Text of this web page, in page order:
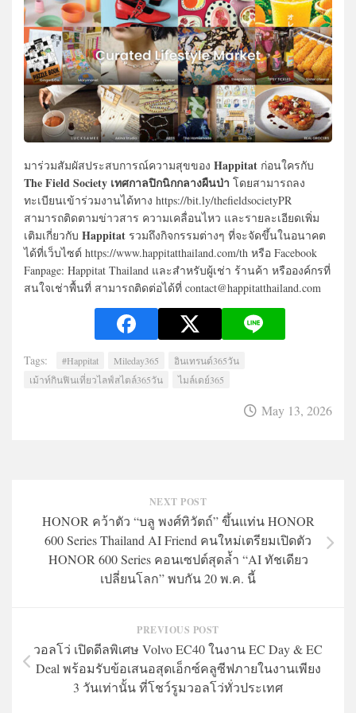
มาร่วมสัมผัสประสบการณ์ความสุขของ Happitat ก่อนใครกับ
The Field Society เทศกาลปิกนิกกลางผืนป่า โดยสามารถลง
ทะเบียนเข้าร่วมงานได้ทาง https://bit.ly/thefieldsocietyPR
สามารถติดตามข่าวสาร ความเคลื่อนไหว และรายละเอียดเพิ่ม
เติมเกี่ยวกับ Happitat รวมถึงกิจกรรมต่างๆ ที่จะจัดขึ้นในอนาคต
ได้ที่เว็บไซต์ https://www.happitatthailand.com/th หรือ Facebook
Fanpage: Happitat Thailand และสำหรับผู้เช่า ร้านค้า หรือองค์กรที่
สนใจเช่าพื้นที่ สามารถติดต่อได้ที่ contact@happitatthailand.com
Tags: #Happitat Mileday365
อินเทรนด์365วัน
เม้าท์กินฟินเที่ยวไลฟ์สไตล์365วัน
ไมล์เดย์365
May 13, 2026
NEXT POST
HONOR คว้าตัว “บลู พงศ์ทิวัตถ์” ขึ้นแท่น HONOR
600 Series Thailand AI Friend คนใหม่เตรียมเปิดตัว
HONOR 600 Series คอนเซปต์สุดล้ำ “AI ทัชเดียว
เปลี่ยนโลก” พบกัน 20 พ.ค. นี้
PREVIOUS POST
วอลโว่ เปิดดีลพิเศษ Volvo EC40 ในงาน EC Day & EC
Deal พร้อมรับข้อเสนอสุดเอ็กซ์คลูซีฟภายในงานเพียง
3 วันเท่านั้น ที่โชว์รูมวอลโว่ทั่วประเทศ